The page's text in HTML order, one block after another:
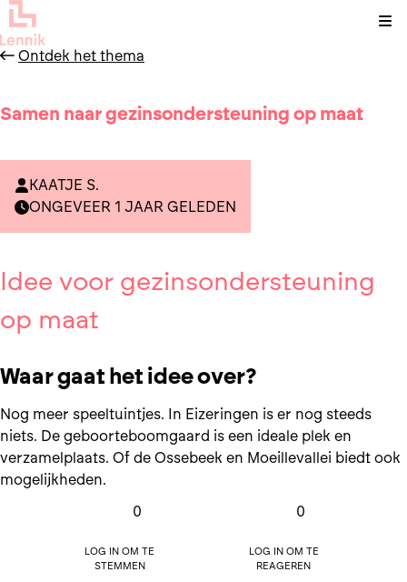
Ontdek het thema
Samen naar gezinsondersteuning op maat
KAATJE S.
ONGEVEER 1 JAAR GELEDEN
Idee voor gezinsondersteuning
op maat
Waar gaat het idee over?
Nog meer speeltuintjes. In Eizeringen is er nog steeds
niets. De geboorteboomgaard is een ideale plek en
verzamelplaats. Of de Ossebeek en Moeillevallei biedt ook
mogelijkheden.
0
Log in om te
stemmen
0
Log in om te
reageren